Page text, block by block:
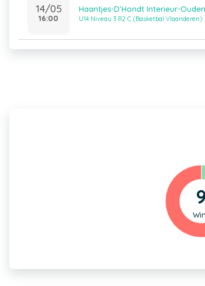
14/05
16:00
Haantjes-D'Hondt Interieur-
U14 Niveau 3 R2 C (Basketbal Vlaanderen)
9